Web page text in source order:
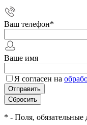
Ваш телефон*
Ваше имя
Я согласен на
* - Поля, обязательные